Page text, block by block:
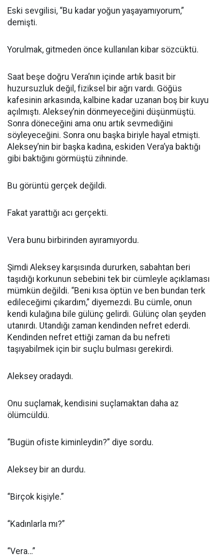
Eski sevgilisi, “Bu kadar yoğun yaşayamıyorum,”
demişti.
Yorulmak, gitmeden önce kullanılan kibar sözcüktü.
Saat beşe doğru Vera’nın içinde artık basit bir
huzursuzluk değil, fiziksel bir ağrı vardı. Göğüs
kafesinin arkasında, kalbine kadar uzanan boş bir kuyu
açılmıştı. Aleksey’nin dönmeyeceğini düşünmüştü.
Sonra döneceğini ama onu artık sevmediğini
söyleyeceğini. Sonra onu başka biriyle hayal etmişti.
Aleksey’nin bir başka kadına, eskiden Vera’ya baktığı
gibi baktığını görmüştü zihninde.
Bu görüntü gerçek değildi.
Fakat yarattığı acı gerçekti.
Vera bunu birbirinden ayıramıyordu.
Şimdi Aleksey karşısında dururken, sabahtan beri
taşıdığı korkunun sebebini tek bir cümleyle açıklaması
mümkün değildi. “Beni kısa öptün ve ben bundan terk
edileceğimi çıkardım,” diyemezdi. Bu cümle, onun
kendi kulağına bile gülünç gelirdi. Gülünç olan şeyden
utanırdı. Utandığı zaman kendinden nefret ederdi.
Kendinden nefret ettiği zaman da bu nefreti
taşıyabilmek için bir suçlu bulması gerekirdi.
Aleksey oradaydı.
Onu suçlamak, kendisini suçlamaktan daha az
ölümcüldü.
“Bugün ofiste kiminleydin?” diye sordu.
Aleksey bir an durdu.
“Birçok kişiyle.”
“Kadınlarla mı?”
“Vera…”